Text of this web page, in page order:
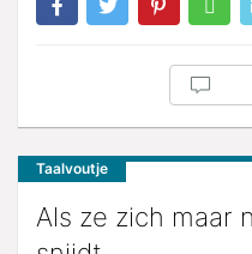
Taalvoutje
Als ze zich maar